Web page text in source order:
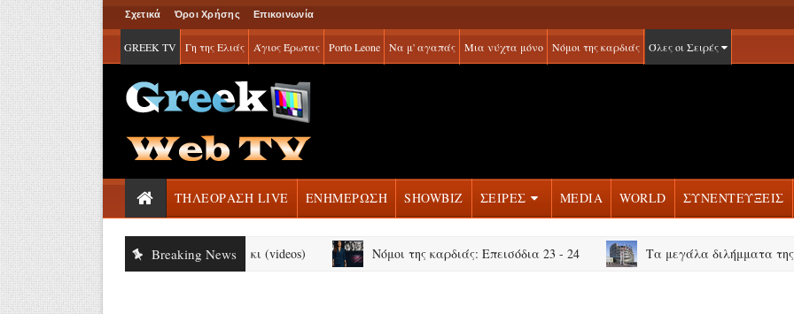
Σχετικά Όροι Χρήσης Επικοινωνία
GREEK TV Γη της Ελιάς Άγιος Έρωτας Porto Leone Να μ' αγαπάς Μια νύχτα μόνο Νόμοι της καρδιάς Όλες οι Σειρές
ΤΗΛΕΟΡΑΣΗ LIVE ΕΝΗΜΕΡΩΣΗ SHOWBIZ ΣΕΙΡΕΣ MEDIA WORLD ΣΥΝΕΝΤΕΥΞΕΙΣ
Breaking News
όλεθρο σε Χιροσίμα και Ναγκασάκι (videos) Νόμοι της καρδιάς: Επεισόδια 23 - 24 Τα μεγάλα διλήμματα της